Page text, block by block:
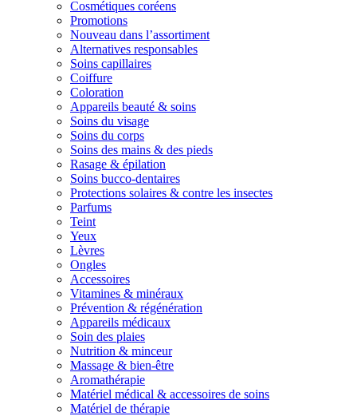
Cosmétiques coréens
Promotions
Nouveau dans l’assortiment
Alternatives responsables
Soins capillaires
Coiffure
Coloration
Appareils beauté & soins
Soins du visage
Soins du corps
Soins des mains & des pieds
Rasage & épilation
Soins bucco-dentaires
Protections solaires & contre les insectes
Parfums
Teint
Yeux
Lèvres
Ongles
Accessoires
Vitamines & minéraux
Prévention & régénération
Appareils médicaux
Soin des plaies
Nutrition & minceur
Massage & bien-être
Aromathérapie
Matériel médical & accessoires de soins
Matériel de thérapie